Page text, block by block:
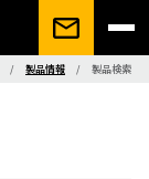
/ 製品情報 / 製品検索